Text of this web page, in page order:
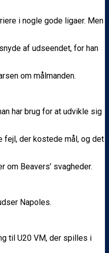
i nogle gode ligaer. Men
af udseendet, for han
om målmanden.
har brug for at udvikle sig
fejl, der kostede mål, og det
Beavers’ svagheder.
Napoles.
til U20 VM, der spilles i